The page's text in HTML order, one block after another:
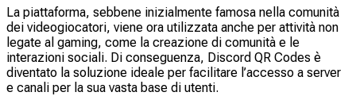
La piattaforma, sebbene inizialmente famosa nella comunità
dei videogiocatori, viene ora utilizzata anche per attività non
legate al gaming, come la creazione di comunità e le
interazioni sociali. Di conseguenza, Discord QR Codes è
diventato la soluzione ideale per facilitare l’accesso a server
e canali per la sua vasta base di utenti.